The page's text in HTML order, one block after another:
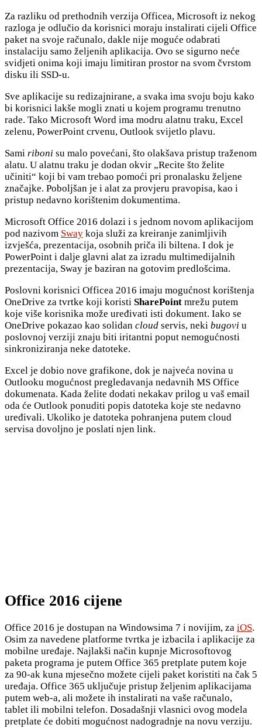
Za razliku od prethodnih verzija Officea, Microsoft iz nekog
razloga je odlučio da korisnici moraju instalirati cijeli Office
paket na svoje računalo, dakle nije moguće odabrati
instalaciju samo željenih aplikacija. Ovo se sigurno neće
svidjeti onima koji imaju limitiran prostor na svom čvrstom
disku ili SSD-u.
Sve aplikacije su redizajnirane, a svaka ima svoju boju kako
bi korisnici lakše mogli znati u kojem programu trenutno
rade. Tako Microsoft Word ima modru alatnu traku, Excel
zelenu, PowerPoint crvenu, Outlook svijetlo plavu.
Sami riboni su malo povećani, što olakšava pristup traženom
alatu. U alatnu traku je dodan okvir „Recite što želite
učiniti“ koji bi vam trebao pomoći pri pronalasku željene
značajke. Poboljšan je i alat za provjeru pravopisa, kao i
pristup nedavno korištenim dokumentima.
Microsoft Office 2016 dolazi i s jednom novom aplikacijom
pod nazivom Sway koja služi za kreiranje zanimljivih
izvješća, prezentacija, osobnih priča ili biltena. I dok je
PowerPoint i dalje glavni alat za izradu multimedijalnih
prezentacija, Sway je baziran na gotovim predlošcima.
Poslovni korisnici Officea 2016 imaju mogućnost korištenja
OneDrive za tvrtke koji koristi SharePoint mrežu putem
koje više korisnika može uređivati isti dokument. Iako se
OneDrive pokazao kao solidan cloud servis, neki bugovi u
poslovnoj verziji znaju biti iritantni poput nemogućnosti
sinkroniziranja neke datoteke.
Excel je dobio nove grafikone, dok je najveća novina u
Outlooku mogućnost pregledavanja nedavnih MS Office
dokumenata. Kada želite dodati nekakav prilog u vaš email
oda će Outlook ponuditi popis datoteka koje ste nedavno
uređivali. Ukoliko je datoteka pohranjena putem cloud
servisa dovoljno je poslati njen link.
Office 2016 cijene
Office 2016 je dostupan na Windowsima 7 i novijim, za iOS.
Osim za navedene platforme tvrtka je izbacila i aplikacije za
mobilne uređaje. Najlakši način kupnje Microsoftovog
paketa programa je putem Office 365 pretplate putem koje
za 90-ak kuna mjesečno možete cijeli paket koristiti na čak 5
uređaja. Office 365 uključuje pristup željenim aplikacijama
putem web-a, ali možete ih instalirati na vaše računalo,
tablet ili mobilni telefon. Dosadašnji vlasnici ovog modela
pretplate će dobiti mogućnost nadogradnje na novu verziju.